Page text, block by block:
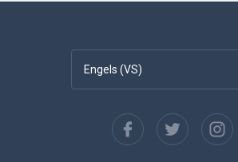
Engels (VS)
Español